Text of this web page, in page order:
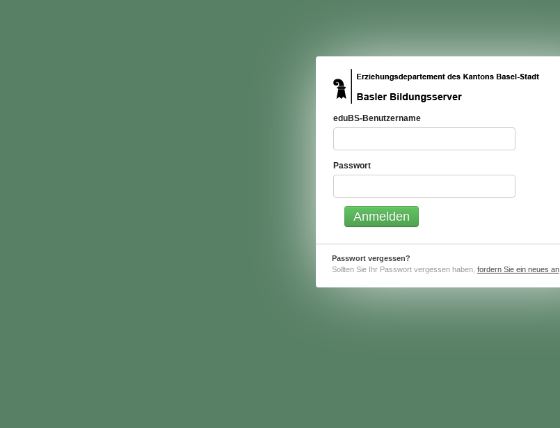
eduBS-Benutzername
Passwort
Passwort vergessen?
Sollten Sie Ihr Passwort vergessen haben, fordern Sie ein neues an.